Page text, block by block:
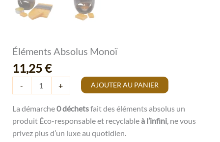
Éléments Absolus Monoï
11,25€
- + AJOUTER AU PANIER
La démarche0 déchetsfait des éléments absolus un
produit Éco-responsable et recyclableà l’infini, ne vous
privez plus d’un luxe au quotidien.